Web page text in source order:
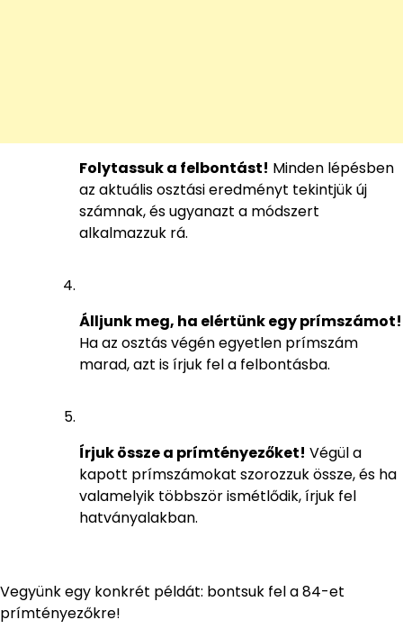
Folytassuk a felbontást! Minden lépésben
az aktuális osztási eredményt tekintjük új
számnak, és ugyanazt a módszert
alkalmazzuk rá.
Álljunk meg, ha elértünk egy prímszámot!
Ha az osztás végén egyetlen prímszám
marad, azt is írjuk fel a felbontásba.
Írjuk össze a prímtényezőket! Végül a
kapott prímszámokat szorozzuk össze, és ha
valamelyik többször ismétlődik, írjuk fel
hatványalakban.
Vegyünk egy konkrét példát: bontsuk fel a 84-et
prímtényezőkre!